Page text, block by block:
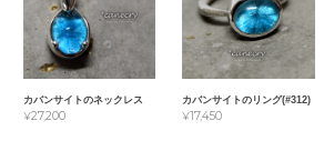
カバンサイトのネックレス
¥27,200
カバンサイトのリング(#312)
¥17,450